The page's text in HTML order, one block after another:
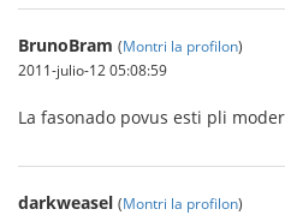
BrunoBram (Montri la profilon)
2011-julio-12 05:08:59
La fasonado povus esti pli
darkweasel (Montri la profilon)